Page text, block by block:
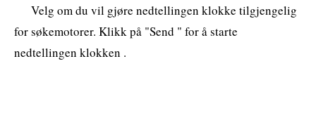
Velg om du vil gjøre nedtellingen klokke tilgjengelig
for søkemotorer. Klikk på "Send " for å starte
nedtellingen klokken .